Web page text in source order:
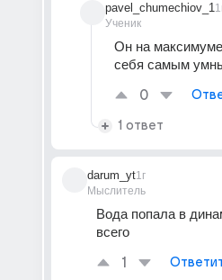
pavel_chumechiov_1
Ученик
Он на
себя самым
0
1 ответ
darum_yt
Мыслитель
1г
Вода попала в
всего
1